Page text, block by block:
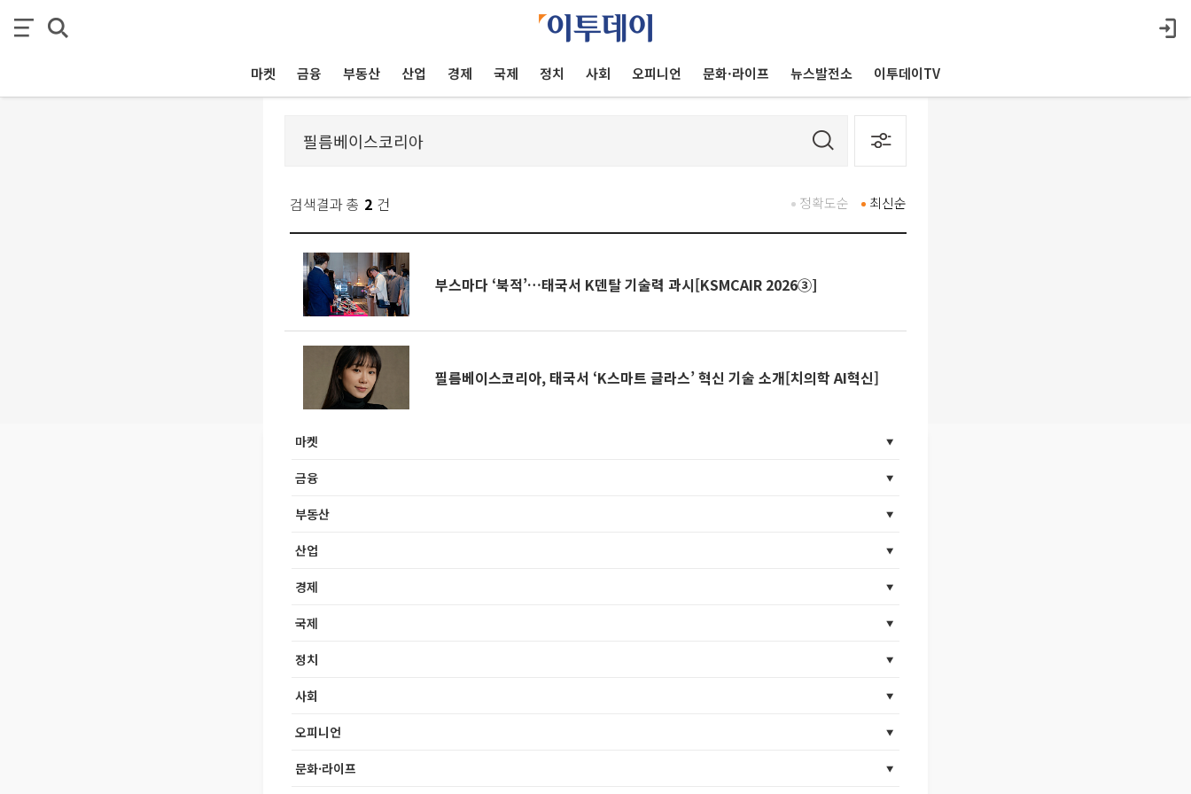
마켓 금융 부동산 산업 경제 국제 정치 사회 오피니언 문화·라이프 뉴스발전소 이투데이TV
검색결과 총 2 건 최신순
정확도순
부스마다 ‘북적’…태국서 K덴탈 기술력 과시[KSMCAIR 2026③]
필름베이스코리아, 태국서 ‘K스마트 글라스’ 혁신 기술 소개[치의학 AI혁신]
마켓
금융
부동산
산업
경제
국제
정치
사회
오피니언
문화·라이프